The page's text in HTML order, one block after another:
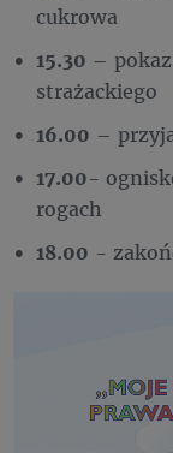
cukrowa
15.30 –
strażackiego
16.00 –
17.00-
rogach
18.00 -